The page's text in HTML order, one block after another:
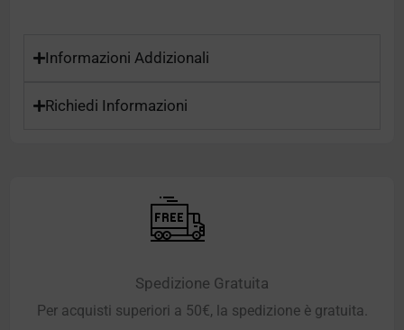
Informazioni Addizionali
Richiedi Informazioni
Spedizione Gratuita
Per acquisti superiori a 50€, la spedizione è gratuita.